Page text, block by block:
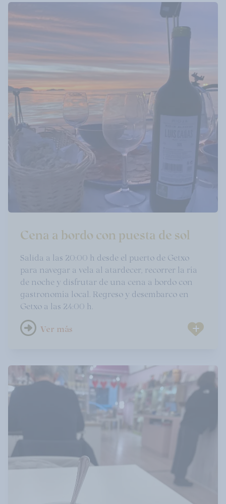
Cena a bordo con puesta de sol
Salida a las 20:00 h desde el puerto de Getxo
para navegar a vela al atardecer, recorrer la ría
de noche y disfrutar de una cena a bordo con
gastronomía local. Regreso y desembarco en
Getxo a las 24:00 h.
Ver más